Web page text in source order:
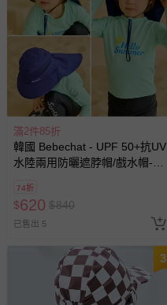
滿2件85折
韓國 Bebechat - UPF 50+抗UV
水陸兩用防曬遮脖帽/戲水帽-深
74折
$620 $840
已售出 5
3